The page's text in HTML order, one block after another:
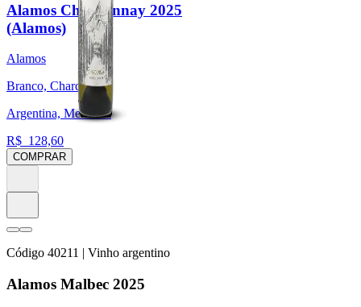
Alamos Chardonnay 2025
(Alamos)
Alamos
Branco, Chardonnay
Argentina, Mendoza
R$ 128,60
COMPRAR
Código 40211 | Vinho argentino
Alamos Malbec 2025